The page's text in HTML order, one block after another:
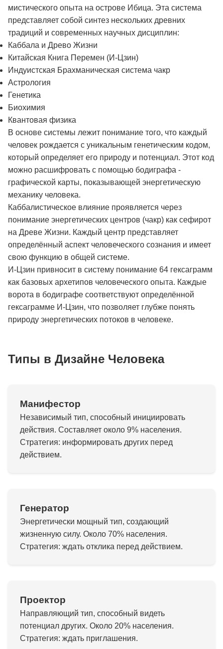
мистического опыта на острове Ибица. Эта система
представляет собой синтез нескольких древних
традиций и современных научных дисциплин:
Каббала и Древо Жизни
Китайская Книга Перемен (И-Цзин)
Индуистская Брахманическая система чакр
Астрология
Генетика
Биохимия
Квантовая физика
В основе системы лежит понимание того, что каждый
человек рождается с уникальным генетическим кодом,
который определяет его природу и потенциал. Этот код
можно расшифровать с помощью бодиграфа -
графической карты, показывающей энергетическую
механику человека.
Каббалистическое влияние проявляется через
понимание энергетических центров (чакр) как сефирот
на Древе Жизни. Каждый центр представляет
определённый аспект человеческого сознания и имеет
свою функцию в общей системе.
И-Цзин привносит в систему понимание 64 гексаграмм
как базовых архетипов человеческого опыта. Каждые
ворота в бодиграфе соответствуют определённой
гексаграмме И-Цзин, что позволяет глубже понять
природу энергетических потоков в человеке.
Типы в Дизайне Человека
Манифестор
Независимый тип, способный инициировать
действия. Составляет около 9% населения.
Стратегия: информировать других перед
действием.
Генератор
Энергетически мощный тип, создающий
жизненную силу. Около 70% населения.
Стратегия: ждать отклика перед действием.
Проектор
Направляющий тип, способный видеть
потенциал других. Около 20% населения.
Стратегия: ждать приглашения.